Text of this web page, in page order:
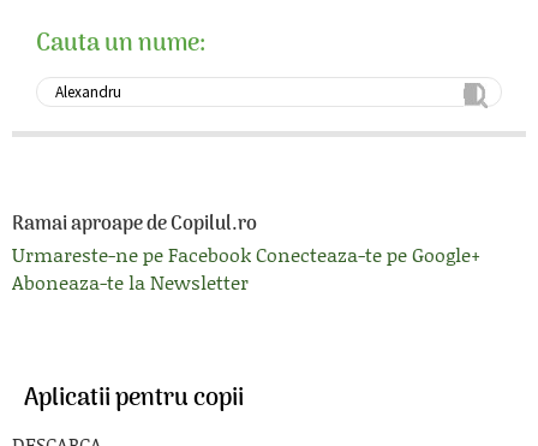
Cauta un nume:
Ramai aproape de Copilul.ro
Urmareste-ne pe FacebookConecteaza-te pe Google+
Aboneaza-te la Newsletter
Aplicatii pentru copii